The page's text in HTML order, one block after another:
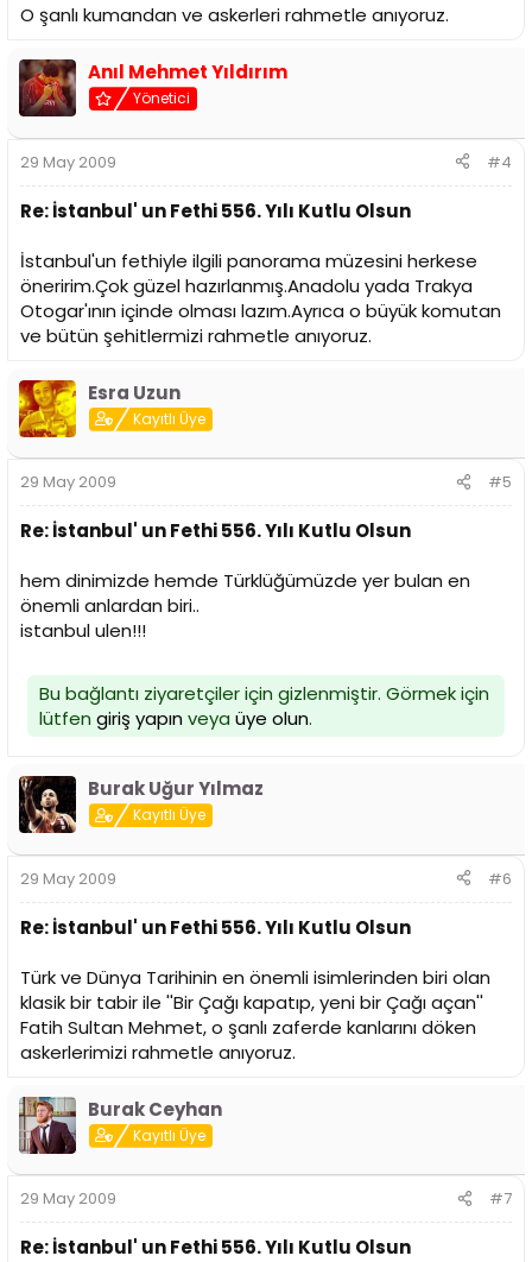
O şanlı kumandan ve askerleri rahmetle anıyoruz.
Anıl Mehmet Yıldırım
Yönetici
29 May 2009 #4
Re: İstanbul' un Fethi 556. Yılı Kutlu Olsun
İstanbul'un fethiyle ilgili panorama müzesini herkese
öneririm.Çok güzel hazırlanmış.Anadolu yada Trakya
Otogar'ının içinde olması lazım.Ayrıca o büyük komutan
ve bütün şehitlermizi rahmetle anıyoruz.
Esra Uzun
Kayıtlı Üye
29 May 2009 #5
Re: İstanbul' un Fethi 556. Yılı Kutlu Olsun
hem dinimizde hemde Türklüğümüzde yer bulan en
önemli anlardan biri..
istanbul ulen!!!
Bu bağlantı ziyaretçiler için gizlenmiştir. Görmek için
lütfen giriş yapınveya üye olun.
Burak Uğur Yılmaz
Kayıtlı Üye
29 May 2009 #6
Re: İstanbul' un Fethi 556. Yılı Kutlu Olsun
Türk ve Dünya Tarihinin en önemli isimlerinden biri olan
klasik bir tabir ile ''Bir Çağı kapatıp, yeni bir Çağı açan''
Fatih Sultan Mehmet, o şanlı zaferde kanlarını döken
askerlerimizi rahmetle anıyoruz.
Burak Ceyhan
Kayıtlı Üye
29 May 2009 #7
Re: İstanbul' un Fethi 556. Yılı Kutlu Olsun